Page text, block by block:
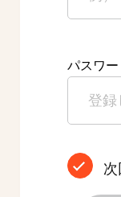
パスワー